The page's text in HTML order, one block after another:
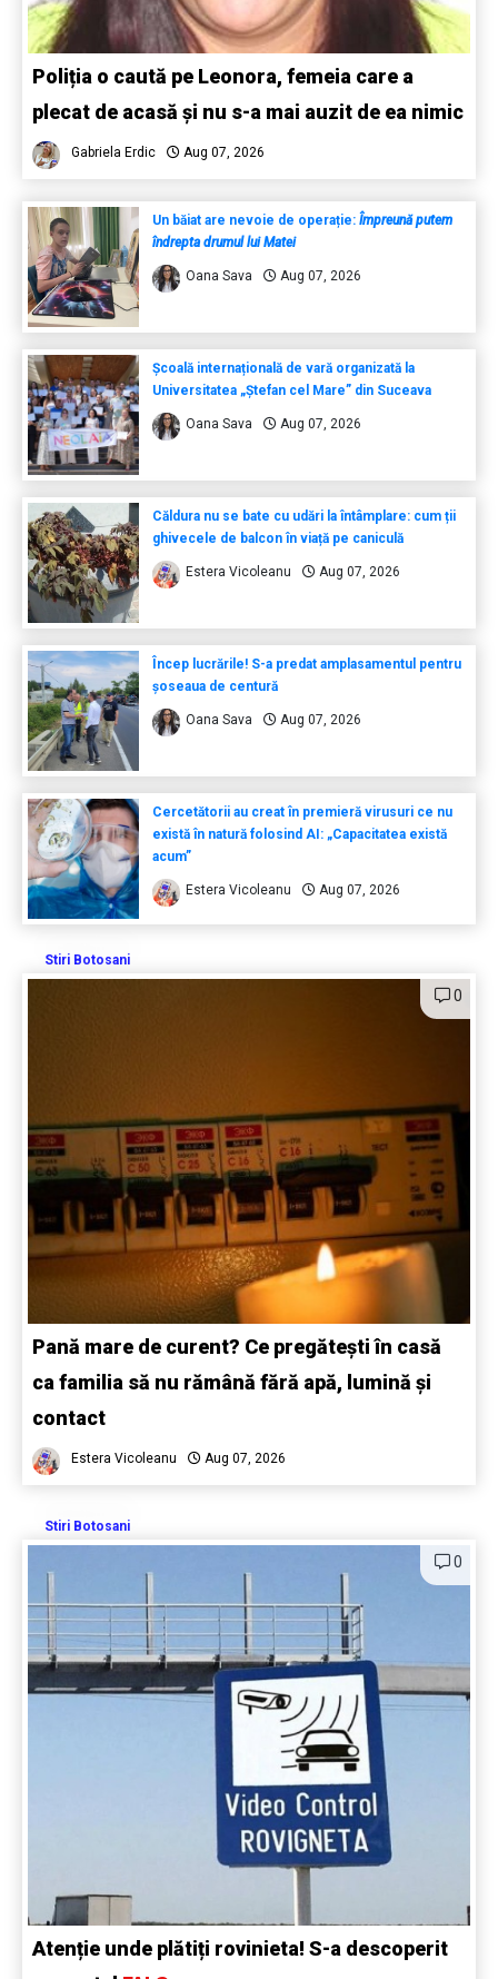
Poliția o caută pe Leonora, femeia care a
plecat de acasă și nu s-a mai auzit de ea nimic
Gabriela Erdic Aug 07, 2026
Un băiat are nevoie de operație: Împreună putem
îndrepta drumul lui Matei
Oana Sava Aug 07, 2026
Școală internațională de vară organizată la
Universitatea „Ștefan cel Mare” din Suceava
Oana Sava Aug 07, 2026
Căldura nu se bate cu udări la întâmplare: cum ții
ghivecele de balcon în viață pe caniculă
Estera Vicoleanu Aug 07, 2026
Încep lucrările! S-a predat amplasamentul pentru
șoseaua de centură
Oana Sava Aug 07, 2026
Cercetătorii au creat în premieră virusuri ce nu
există în natură folosind AI: „Capacitatea există
acum”
Estera Vicoleanu Aug 07, 2026
Stiri Botosani
0
Pană mare de curent? Ce pregătești în casă
ca familia să nu rămână fără apă, lumină și
contact
Estera Vicoleanu Aug 07, 2026
Stiri Botosani
0
Atenție unde plătiți rovinieta! S-a descoperit